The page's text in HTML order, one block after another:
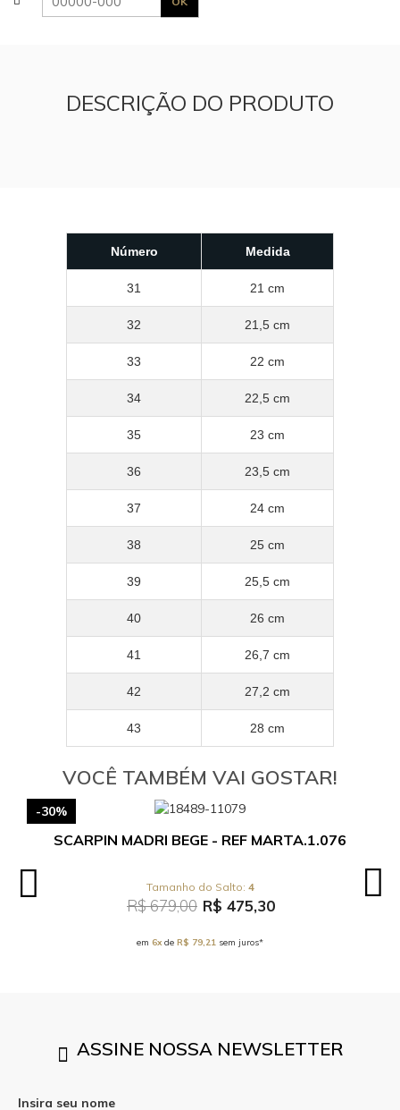
DESCRIÇÃO DO PRODUTO
Número Medida
31 21 cm
32 21,5 cm
33 22 cm
34 22,5 cm
35 23 cm
36 23,5 cm
37 24 cm
38 25 cm
39 25,5 cm
40 26 cm
41 26,7 cm
42 27,2 cm
43 28 cm
VOCÊ TAMBÉM VAI GOSTAR!
-30%
SCARPIN MADRI BEGE - REF MARTA.1.076
4
R$ 679,00 R$ 475,30
em 6xde R$ 79,21 sem juros*
ASSINE NOSSA NEWSLETTER
Insira seu nome